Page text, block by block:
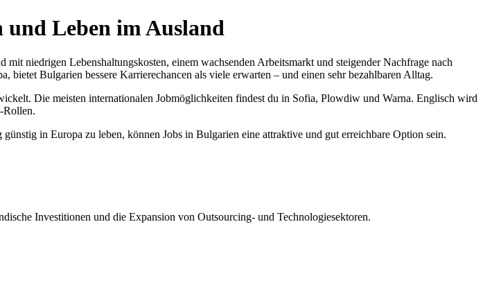
und Leben im Ausland
niedrigen Lebenshaltungskosten, einem wachsenden Arbeitsmarkt und steigender Nachfrage nach
bietet Bulgarien bessere Karrierechancen als viele erwarten – und einen sehr bezahlbaren Alltag.
Die meisten internationalen Jobmöglichkeiten findest du in Sofia, Plowdiw und Warna. Englisch wird
Rollen.
in Europa zu leben, können Jobs in Bulgarien eine attraktive und gut erreichbare Option sein.
Investitionen und die Expansion von Outsourcing- und Technologiesektoren.